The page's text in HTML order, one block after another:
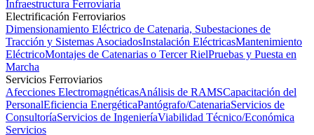
Infraestructura Ferroviaria
Electrificación Ferroviarios
Dimensionamiento Eléctrico de Catenaria, Subestaciones de
Tracción y Sistemas AsociadosInstalación EléctricasMantenimiento
EléctricoMontajes de Catenarias o Tercer RielPruebas y Puesta en
Marcha
Servicios Ferroviarios
Afecciones ElectromagnéticasAnálisis de RAMSCapacitación del
PersonalEficiencia EnergéticaPantógrafo/CatenariaServicios de
ConsultoríaServicios de IngenieríaViabilidad Técnico/Económica
Servicios